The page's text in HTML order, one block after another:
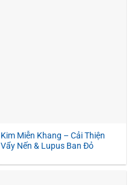
Kim Miễn Khang – Cải Thiện
Vẩy Nến & Lupus Ban Đỏ